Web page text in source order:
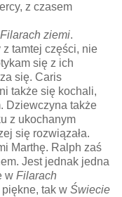
z czasem
Filarach ziemi.
tamtej części, nie
się z ich
się. Caris
także się kochali,
Dziewczyna także
z ukochanym
się rozwiązała.
Marthę. Ralph zaś
Jest jednak jedna
w Filarach
tak w Świecie